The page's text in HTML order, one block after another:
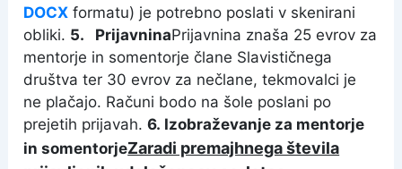
DOCX formatu) je potrebno poslati v skenirani
obliki. 5. PrijavninaPrijavnina znaša 25 evrov za
mentorje in somentorje člane Slavističnega
društva ter 30 evrov za nečlane, tekmovalci je
ne plačajo. Računi bodo na šole poslani po
prejetih prijavah.6. Izobraževanje za mentorje
in somentorjeZaradi premajhnega števila